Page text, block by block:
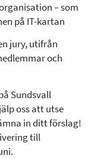
– som
på IT-kartan
jury, utifrån
och
Sundsvall
oss att utse
in ditt förslag!
till